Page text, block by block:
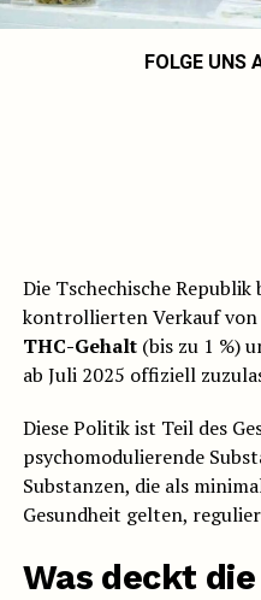
FOLGE UNS
Die Tschechische
kontrollierten Verkauf von
THC-Gehalt(bis zu 1 %)
ab Juli 2025 offiziell
Diese Politik ist Teil des
psychomodulierende
Substanzen, die als
Gesundheit gelten,
Was deckt